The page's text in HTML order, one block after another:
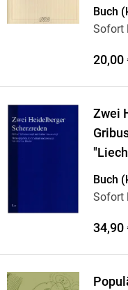
Buch
Sofort
20,00
Zwei
Buch
Sofort
34,90